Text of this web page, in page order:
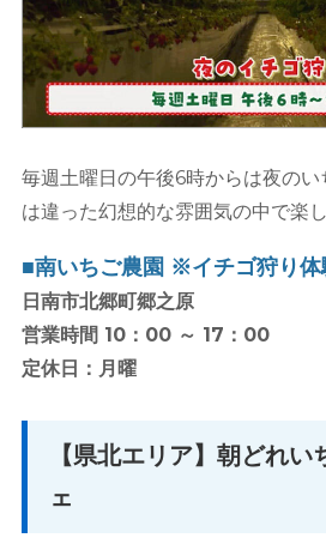
毎週土曜日の午後6時からは夜のい
は違った幻想的な雰囲気の中で楽し
■南いちご農園 ※イチゴ狩り体
日南市北郷町郷之原
営業時間 10：00 ～ 17：00
定休日：月曜
【県北エリア】朝どれ
ェ